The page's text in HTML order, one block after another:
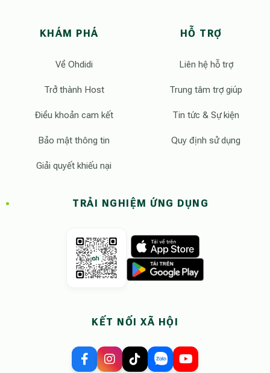
KHÁM PHÁ
Về Ohdidi
Trở thành Host
Điều khoản cam kết
Bảo mật thông tin
Giải quyết khiếu nại
HỖ TRỢ
Liên hệ hỗ trợ
Trung tâm trợ giúp
Tin tức & Sự kiện
Quy định sử dụng
TRẢI NGHIỆM ỨNG DỤNG
KẾT NỐI XÃ HỘI